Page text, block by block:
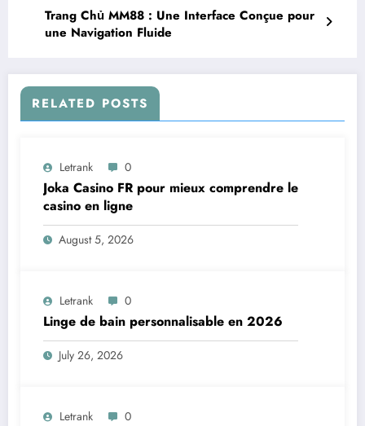
Trang Chủ MM88 : Une Interface Conçue pour
une Navigation Fluide
RELATED POSTS
Letrank 0
Joka Casino FR pour mieux comprendre le
casino en ligne
August 5, 2026
Letrank 0
Linge de bain personnalisable en 2026
July 26, 2026
Letrank 0